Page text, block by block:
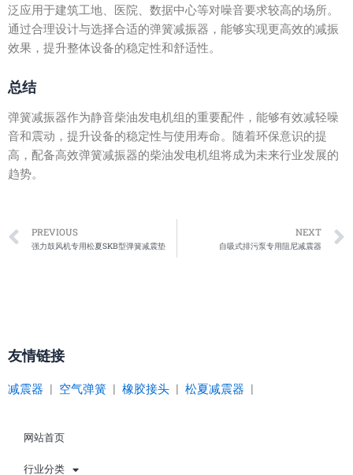
泛应用于建筑工地、医院、数据中心等对噪音要求较高的场所。
通过合理设计与选择合适的弹簧减振器，能够实现更高效的减振
效果，提升整体设备的稳定性和舒适性。
总结
弹簧减振器作为静音柴油发电机组的重要配件，能够有效减轻噪
音和震动，提升设备的稳定性与使用寿命。随着环保意识的提
高，配备高效弹簧减振器的柴油发电机组将成为未来行业发展的
趋势。
Prev
PREVIOUS
强力鼓风机专用松夏SKB型弹簧减震垫
NEXT
自吸式排污泵专用阻尼减震器
友情链接
减震器 空气弹簧 橡胶接头 松夏减震器
网站首页
行业分类